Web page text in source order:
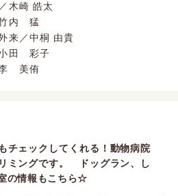
木崎 皓太
内 猛
来／中桐 由貴
田 彩子
美侑
チェックしてくれる！動物病院
ミングです。 ドッグラン、し
の情報もこちら☆